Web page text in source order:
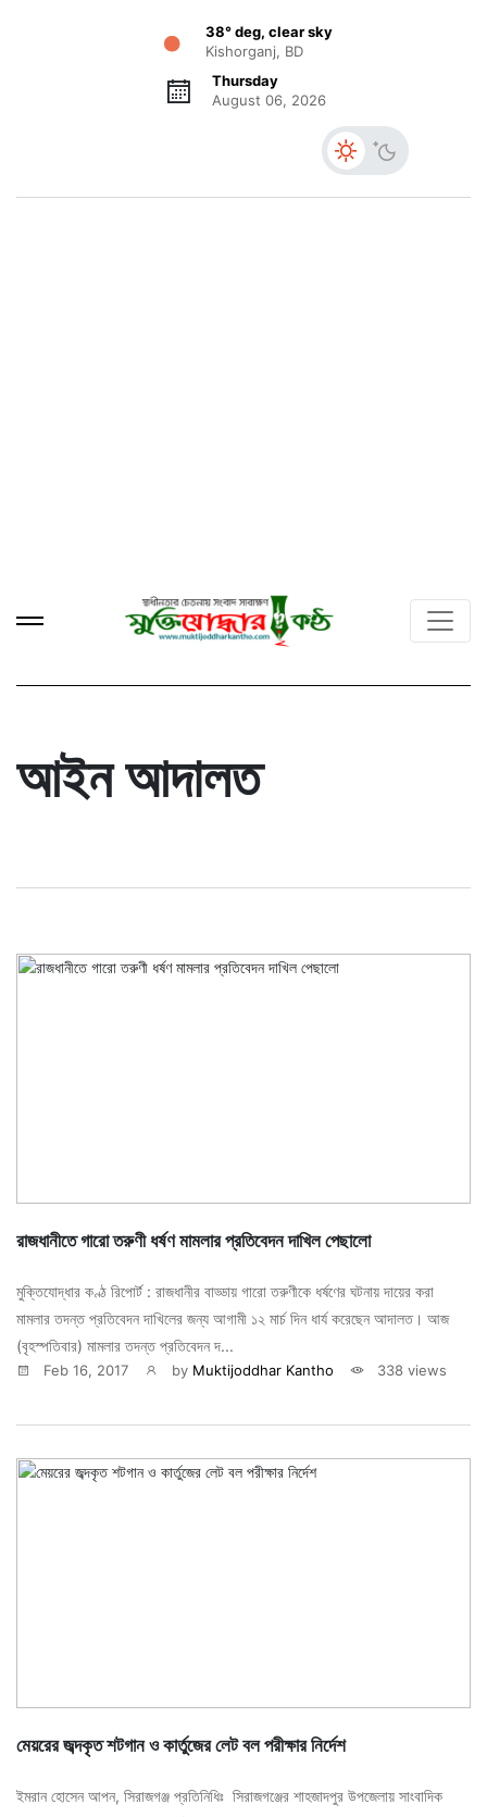
38° deg, clear sky
Kishorganj, BD
Thursday
August 06, 2026
আইন আদালত
রাজধানীতে গারো তরুণী ধর্ষণ মামলার প্রতিবেদন দাখিল পেছালো
মুক্তিযোদ্ধার কণ্ঠ রিপোর্ট : রাজধানীর বাড্ডায় গারো তরুণীকে ধর্ষণের ঘটনায় দায়ের করা
মামলার তদন্ত প্রতিবেদন দাখিলের জন্য আগামী ১২ মার্চ দিন ধার্য করেছেন আদালত। আজ
(বৃহস্পতিবার) মামলার তদন্ত প্রতিবেদন দ...
Feb 16, 2017 by Muktijoddhar Kantho 338 views
মেয়রের জব্দকৃত শটগান ও কার্তুজের লেট বল পরীক্ষার নির্দেশ
ইমরান হোসেন আপন, সিরাজগঞ্জ প্রতিনিধিঃ সিরাজগঞ্জের শাহজাদপুর উপজেলায় সাংবাদিক